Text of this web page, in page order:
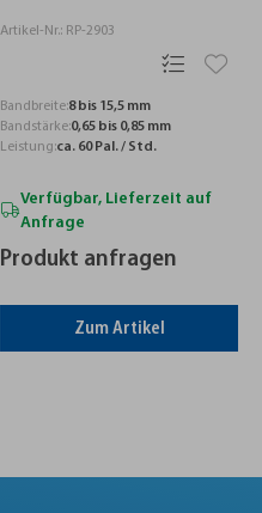
Artikel-Nr.: RP-2903
Bandbreite:8 bis 15,5 mm
Bandstärke:0,65 bis 0,85 mm
Leistung:ca. 60 Pal. / Std.
Verfügbar, Lieferzeit auf
Anfrage
Produkt anfragen
Zum Artikel